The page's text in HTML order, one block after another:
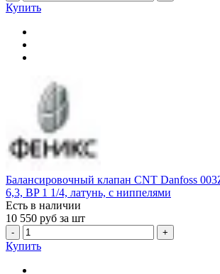
Купить
Балансировочный клапан CNT Danfoss
6,3, BP 1 1/4, латунь, с ниппелями
Есть в наличии
10 550 руб за шт
- +
Купить